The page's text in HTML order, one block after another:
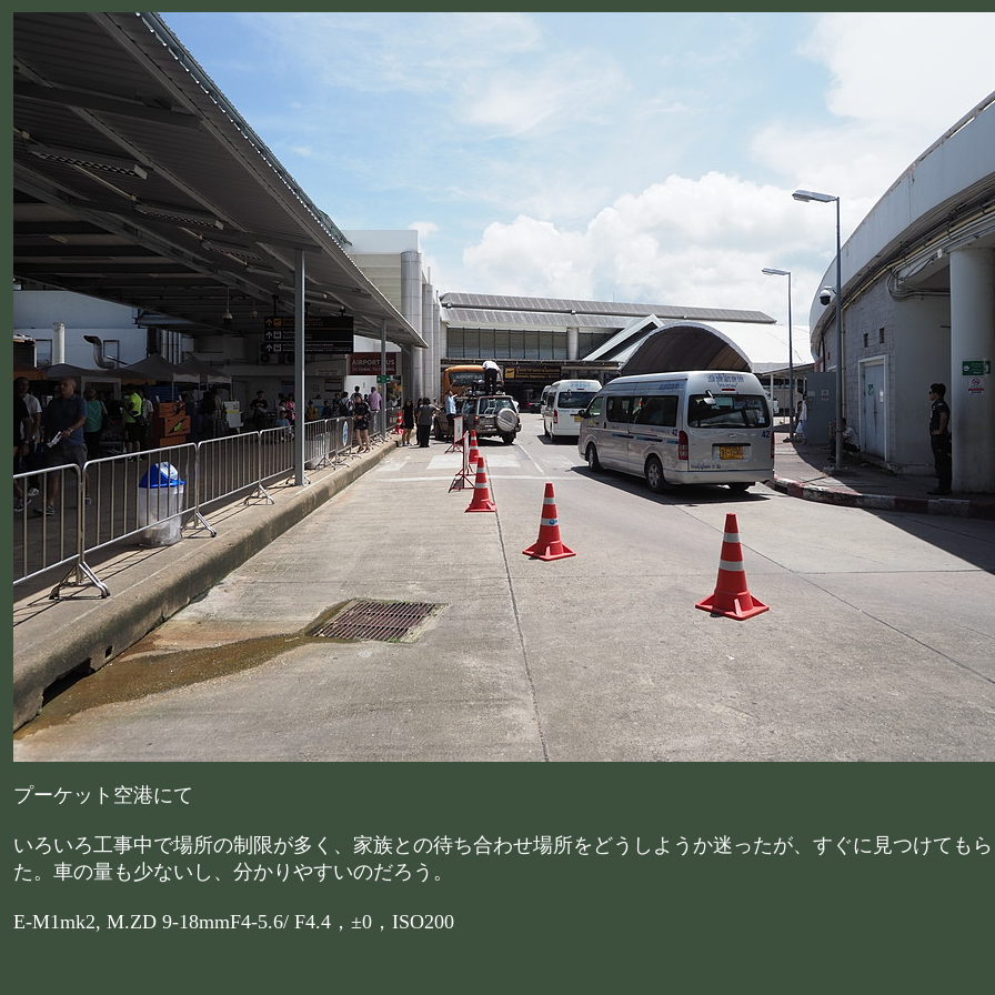
プーケット空港にて
いろいろ工事中で場所の制限が多く、家族との待ち合わせ場所をどうしようか迷ったが、すぐに見つけても
た。車の量も少ないし、分かりやすいのだろう。
E-M1mk2, M.ZD 9-18mmF4-5.6/ F4.4，±0，ISO200